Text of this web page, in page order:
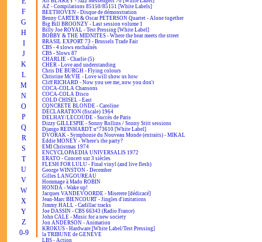
F
G
H
I
J
K
L
M
N
O
P
Q
R
S
T
U
V
W
X
Y
Z
0-9
AZ - Compilations 85150/85151 [White Labels]
BEETHOVEN - Disque de démonstration
Benny CARTER & Oscar PETERSON Quartet - Alone together
Big Bill BROONZY - Last session volume 1
Billy Joe ROYAL - Test Pressing [White Label]
BOBBY & THE MIDNITES - Where the beat meets the street
BRASIL EXPORT 73 - Brussels Trade Fair
CBS - 4 slows enchaînés
CBS - Slows 87
CHARLIE - Charlie (5)
CHER - Love and understanding
Chris DE BURGH - Flying colours
Christine McVIE - Love will show us how
Cliff RICHARD - Now you see me, now you don't
COCA-COLA Chansons
COCA-COLA Disco
COLD CHISEL - East
CONCRETE BLONDE - Caroline
DÉCLARATION (fiscale) 1964
DELHAY/LECOUDE - Succès de Paris
Dizzy GILLESPIE - Sonny Rollins / Sonny Stitt sessions
Django REINHARDT n°73610 [White Label]
DVORAK - Symphonie du Nouveau Monde (extraits) - MIKAL
Eddie MONEY - Where's the party?
EMI Christmas 1974
ENCYCLOPAEDIA UNIVERSALIS 1972
ERATO - Concert sur 3 siècles
FLESH FOR LULU - Final vinyl (and live flesh)
George WINSTON - December
Gilles LANGOUREAU
Hommage à Mado ROBIN
HONDA - Wake up!
Jacques VANDEVOORDE - Miserere [dédicacé]
Jean-Marc BIENCOURT - Jingles d'imitations
Jimmy HALL - Cadillac tracks
Joe DASSIN - CBS 66343 (Radio France)
John CALE - Music for a new society
Jon ANDERSON - Animation
KROKUS - Hardware [White Label/Test Pressing]
la TRIBUNE de GENÈVE
LBS - Action